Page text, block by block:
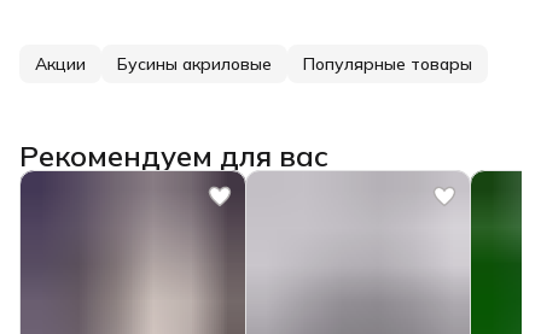
Акции Бусины акриловые Популярные товары
Рекомендуем для вас